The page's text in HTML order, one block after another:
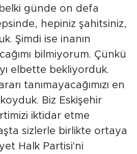
günde on defa
hepiniz şahitsiniz,
Şimdi ise inanın
bilmiyorum. Çünkü
elbette bekliyorduk.
tanımayacağımızı en
Biz Eskişehir
iktidar etme
sizlerle birlikte ortaya
Halk Partisi'ni